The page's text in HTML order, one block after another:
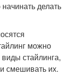
делать
можно
стайлинга,
смешивать их.